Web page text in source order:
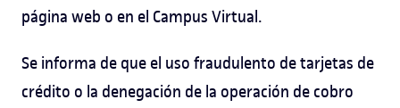
página web o en el Campus Virtual.
Se informa de que el uso fraudulento de tarjetas de
crédito o la denegación de la operación de cobro